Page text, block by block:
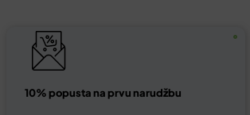
10% popusta na prvu narudžbu